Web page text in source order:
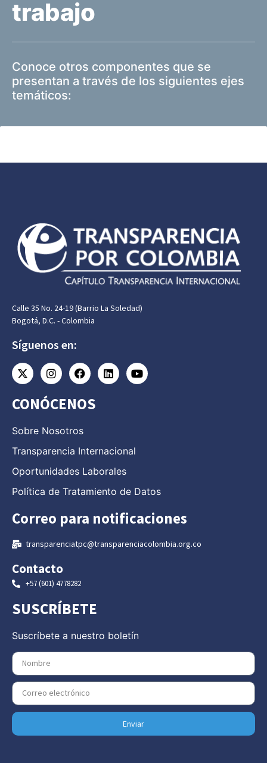
trabajo
Conoce otros componentes que se
presentan a través de los siguientes ejes
temáticos:
Calle 35 No. 24-19 (Barrio La Soledad)
Bogotá, D.C. - Colombia
Síguenos en:
CONÓCENOS
Sobre Nosotros
Transparencia Internacional
Oportunidades Laborales
Política de Tratamiento de Datos
Correo para notificaciones
transparenciatpc@transparenciacolombia.org.co
Contacto
+57 (601) 4778282
SUSCRÍBETE
Suscríbete a nuestro boletín
Enviar